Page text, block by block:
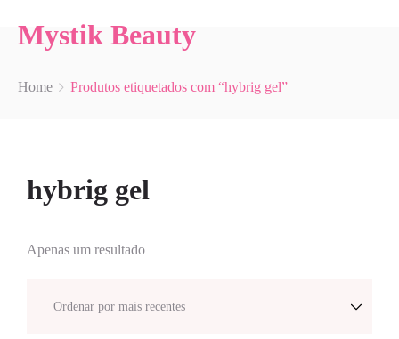
Mystik Beauty
Home Produtos etiquetados com “hybrig gel”
hybrig gel
Apenas um resultado